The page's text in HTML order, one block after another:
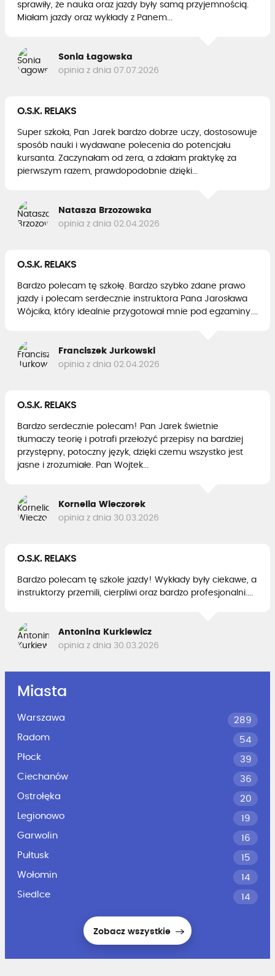
sprawiły, że nauka oraz jazdy były samą przyjemnością.
Miałam jazdy oraz wykłady z Panem...
Sonia Łagowska
opinia z dnia 07.07.2026
O.S.K. RELAKS
Super szkoła, Pan Jarek bardzo dobrze uczy, dostosowuje
sposób nauki i wydawane polecenia do potencjału
kursanta. Zaczynałam od zera, a zdałam praktykę za
pierwszym razem, prawdopodobnie dzięki...
Natasza Brzozowska
opinia z dnia 02.04.2026
O.S.K. RELAKS
Bardzo polecam tę szkołę. Bardzo szybko zdane prawo
jazdy i polecam serdecznie instruktora Pana Jarosława
Wójcika, który idealnie przygotował mnie pod egzaminy....
Franciszek Jurkowski
opinia z dnia 02.04.2026
O.S.K. RELAKS
Bardzo serdecznie polecam! Pan Jarek świetnie
tłumaczy teorię i potrafi przełożyć przepisy na bardziej
przystępny, potoczny język, dzięki czemu wszystko jest
jasne i zrozumiałe. Pan Wojtek...
Kornelia Wieczorek
opinia z dnia 30.03.2026
O.S.K. RELAKS
Bardzo polecam tę szkole jazdy! Wykłady były ciekawe, a
instruktorzy przemili, cierpliwi oraz bardzo profesjonalni....
Antonina Kurkiewicz
opinia z dnia 30.03.2026
Miasta
Warszawa
289
Radom
54
Płock
39
Ciechanów
36
Ostrołęka
20
Legionowo
19
Garwolin
16
Pułtusk
15
Wołomin
14
Siedlce
14
Zobacz wszystkie